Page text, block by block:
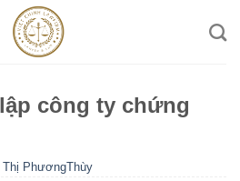
công ty chứng
Thị PhươngThùy